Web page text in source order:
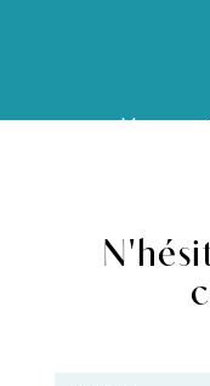
Mar - sam